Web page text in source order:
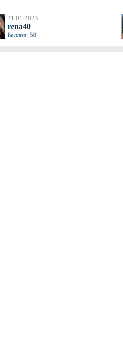
21.01.2023
rena40
Баллов: 58